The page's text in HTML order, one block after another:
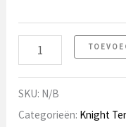
Cordelier
aantal
SKU: N/B
Categorieën: Knight